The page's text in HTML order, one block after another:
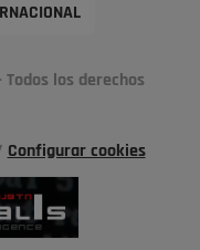
Todos los derechos
Configurar cookies